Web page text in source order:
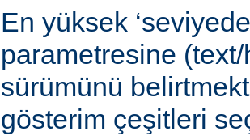
En yüksek
parametresine
sürümünü
gösterim çeşitleri